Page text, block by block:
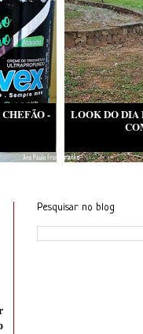
-
LOOK DO DIA
Pesquisar no blog